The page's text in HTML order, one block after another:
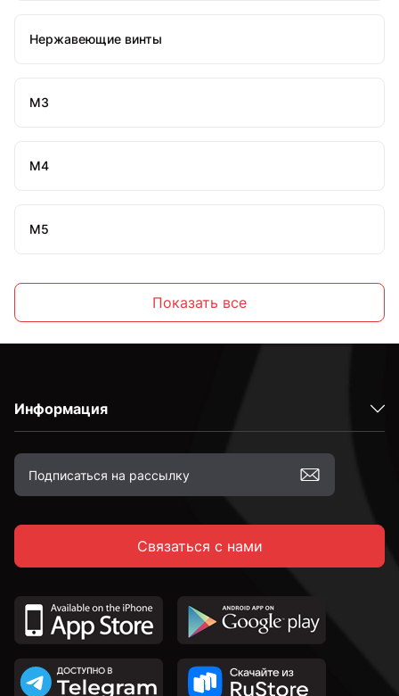
Нержавеющие винты
М3
М4
М5
М10
М12
Показать все
Информация
Связаться с нами